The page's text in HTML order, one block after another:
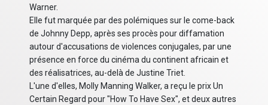
Warner.
Elle fut marquée par des polémiques sur le come-back
de Johnny Depp, après ses procès pour diffamation
autour d'accusations de violences conjugales, par une
présence en force du cinéma du continent africain et
des réalisatrices, au-delà de Justine Triet.
L'une d'elles, Molly Manning Walker, a reçu le prix Un
Certain Regard pour "How To Have Sex", et deux autres